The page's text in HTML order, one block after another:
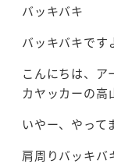
バッキバキ
バッキバキです
こんにちは、ア
カヤッカーの高
いやー、やって
肩周りバッキバ